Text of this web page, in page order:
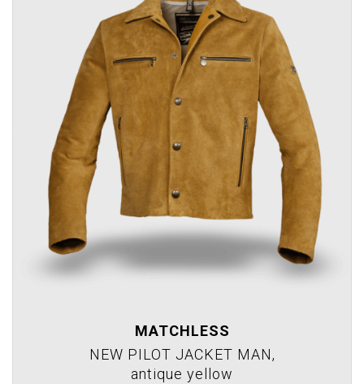
MATCHLESS
NEW PILOT JACKET MAN,
antique yellow